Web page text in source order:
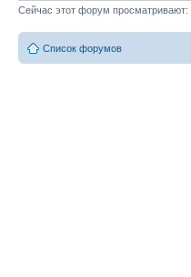
Сейчас этот форум просматривают:
Список форумов